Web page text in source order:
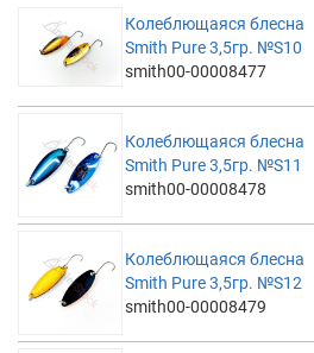
Колеблющаяся блесна
Smith Pure 3,5гр. №S10
smith00-00008477
Колеблющаяся блесна
Smith Pure 3,5гр. №S11
smith00-00008478
Колеблющаяся блесна
Smith Pure 3,5гр. №S12
smith00-00008479